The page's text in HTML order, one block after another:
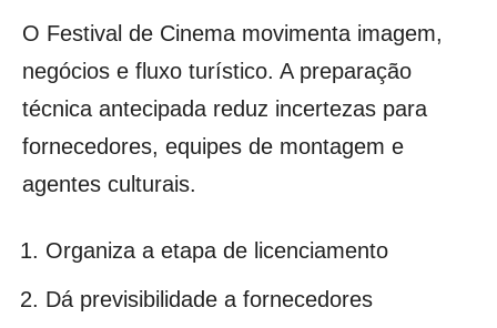
O Festival de Cinema movimenta imagem,
negócios e fluxo turístico. A preparação
técnica antecipada reduz incertezas para
fornecedores, equipes de montagem e
agentes culturais.
Organiza a etapa de licenciamento
Dá previsibilidade a fornecedores